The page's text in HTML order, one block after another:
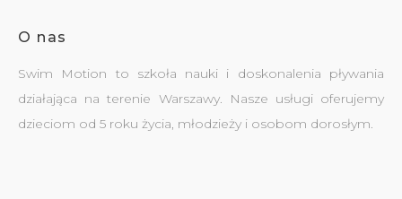
O nas
Swim Motion to szkoła nauki i doskonalenia pływania
działająca na terenie Warszawy. Nasze usługi oferujemy
dzieciom od 5 roku życia, młodzieży i osobom dorosłym.